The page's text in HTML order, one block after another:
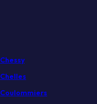
Chessy
Chelles
Coulommiers